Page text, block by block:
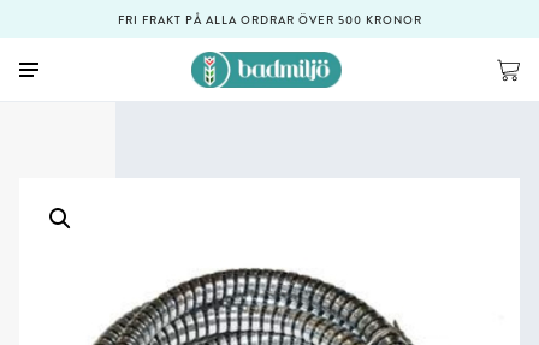
FRI FRAKT PÅ ALLA ORDRAR ÖVER 500 KRONOR